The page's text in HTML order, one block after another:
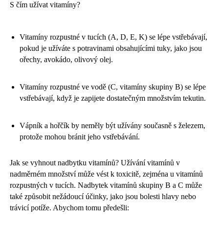
S čím užívat vitamíny?
Vitamíny rozpustné v tucích (A, D, E, K) se lépe vstřebávají,
pokud je užíváte s potravinami obsahujícími tuky, jako jsou
ořechy, avokádo, olivový olej.
Vitamíny rozpustné ve vodě (C, vitamíny skupiny B) se lépe
vstřebávají, když je zapijete dostatečným množstvím tekutin.
Vápník a hořčík by neměly být užívány současně s železem,
protože mohou bránit jeho vstřebávání.
Jak se vyhnout nadbytku vitamínů? Užívání vitamínů v
nadměrném množství může vést k toxicitě, zejména u vitamínů
rozpustných v tucích. Nadbytek vitamínů skupiny B a C může
také způsobit nežádoucí účinky, jako jsou bolesti hlavy nebo
trávicí potíže. Abychom tomu předešli: